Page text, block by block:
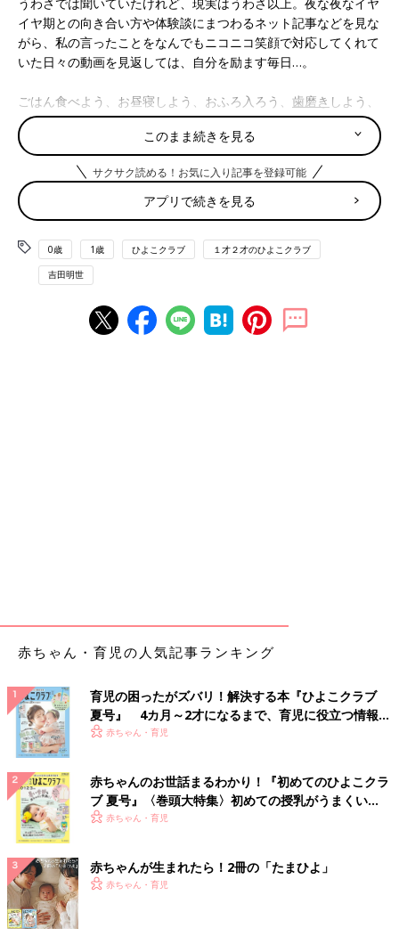
うわさでは聞いていたけれど、現実はうわさ以上。夜な夜なイヤ
イヤ期との向き合い方や体験談にまつわるネット記事などを見な
がら、私の言ったことをなんでもニコニコ笑顔で対応してくれて
いた日々の動画を見返しては、自分を励ます毎日…。
ごはん食べよう、お昼寝しよう、おふろ入ろう、 歯磨き しよう、
など、こちらが提案することはことごとく「ちなーい。」と拒否
をするのに、服を着たり、靴を履いたり、水筒のふたを閉めた
り、自分でやりたいと思ったことを少しでも私が手伝おうとする
と「ママ、ちーなーいーのーー！もぉー！(怒)」とお怒りの様
子。(この、「もぉー」はどこで覚えたのでしょうか。なんだ
か、ダメな母親だなぁという意味が込められているように聞こ
え、言われるたびにちょっと落ち込みます。(笑)
娘にキレられるたびに心を無にし、 “娘が納得いくまで挑戦する
心がけているのですが、仕事の時間が迫っているときなどは余裕
がなくなり、気づけば鬼の形相に。
そんなイヤイヤ期も、子ども一人一人全然違うものだなと感じた
のは、おいっ子の存在でした。間もなく3才を迎える私の姉の息
子は、娘とちょうど
となど、姉のほうが一足早く経験するため、なにかと参考にさせ
てもらえることが多いのです。そんなおいっ子にも、一年ほど前
にイヤイヤ期がやってきました。(終わったのはつい最近。そう
考えると娘は…まだまだ続くのか。泣)
同じく、ごはんを食べるのはイヤ！遊びを止めるのはイヤ！着替
えるのはイヤ！と典型的なイヤイヤ期を迎えていたのです。何を
言っても納得いかない、そんな時、おいっ子にとっておばさんで
このまま続きを見る
サクサク読める！お気に入り記事を登録可能
アプリで続きを見る
0歳 1歳 ひよこクラブ １才２才のひよこクラブ
吉田明世
赤ちゃん・育児の人気記事ランキング
育児の困ったがズバリ！解決する本『ひよこクラブ
夏号』 4カ月～2才になるまで、育児に役立つ情報が
いっぱい！
赤ちゃん・育児
赤ちゃんのお世話まるわかり！『初めてのひよこクラ
ブ 夏号』〈巻頭大特集〉初めての授乳がうまくい
く！ おっぱい・ミルクの基本と夏のトラブル 解決テ
赤ちゃん・育児
赤ちゃんが生まれたら！2冊の「たまひよ」
赤ちゃん・育児